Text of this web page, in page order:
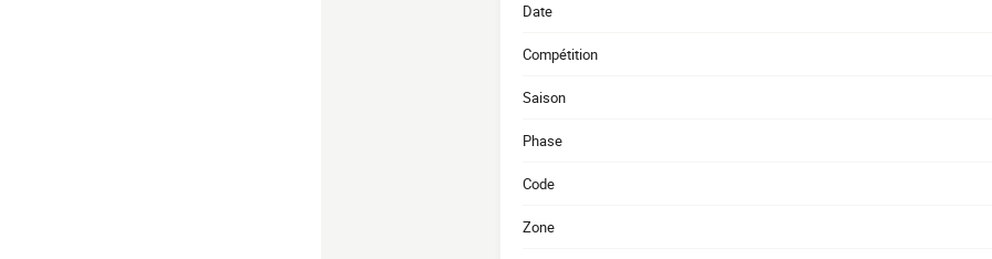
Date
Compétition
Saison
Phase
Code
Zone